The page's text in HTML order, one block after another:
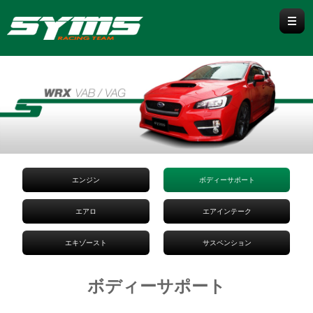
WRX / WRX S4
WRX S4 VBH WRX STI VAB / VAG
LEVORG
VM
ZD8/ZN8 ZC6/ZN6
IMPREZA / CROSSTREK
エンジン ボディーサポート
エアロ エアインテーク
エキゾースト サスペンション
ボディーサポート